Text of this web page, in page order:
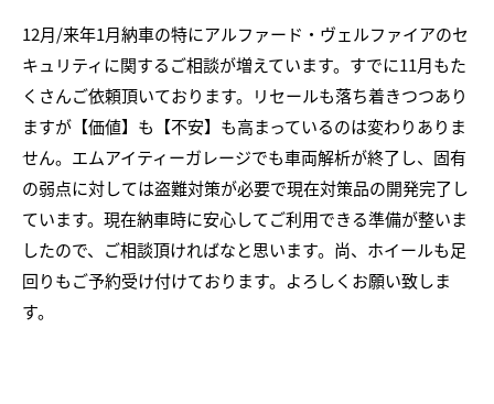
12月/来年1月納車の特にアルファード・ヴェルファイアのセ
キュリティに関するご相談が増えています。すでに11月もた
くさんご依頼頂いております。リセールも落ち着きつつあり
ますが【価値】も【不安】も高まっているのは変わりありま
せん。エムアイティーガレージでも車両解析が終了し、固有
の弱点に対しては盗難対策が必要で現在対策品の開発完了し
ています。現在納車時に安心してご利用できる準備が整いま
したので、ご相談頂ければなと思います。尚、ホイールも足
回りもご予約受け付けております。よろしくお願い致しま
す。